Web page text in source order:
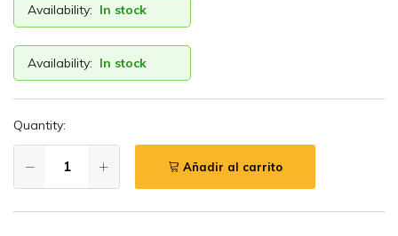
Availability: In stock
Availability: In stock
Quantity:
Añadir al carrito